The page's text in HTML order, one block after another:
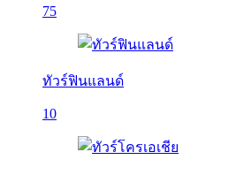
75
ทัวร์ฟินแลนด์
10